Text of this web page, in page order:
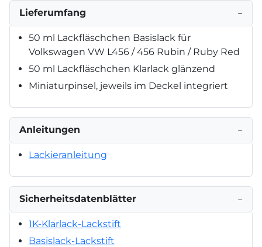
Lieferumfang −
50 ml Lackfläschchen Basislack für
Volkswagen VW L456 / 456 Rubin / Ruby Red
50 ml Lackfläschchen Klarlack glänzend
Miniaturpinsel, jeweils im Deckel integriert
Anleitungen −
Lackieranleitung
Sicherheitsdatenblätter −
1K-Klarlack-Lackstift
Basislack-Lackstift